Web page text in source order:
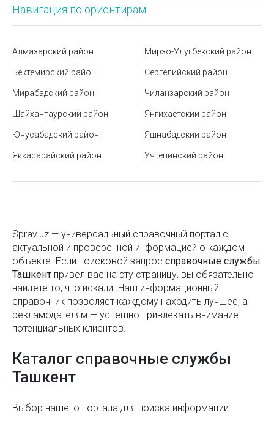
имени Мукими в Ташкенте
Где купаться в Узбекистане сегодня?
Что означают знаки на упаковке: расшифровка
Что такое система DMED и как она используется в
Узбекистане
Какие бывают виды мёда и чем они отличаются
Районы Ташкента
Как не стать жертвой карманника?
Как выбрать зубную пасту
Маркировка солнцезащитных очков
Навигация по ориентирам
Алмазарский район
Бектемирский район
Мирабадский район
Мирзо-Улугбекский район
Сергелийский район
Чиланзарский район
Шайхантаурский район
Юнусабадский район
Яккасарайский район
Янгихаётский район
Яшнабадский район
Учтепинский район
Sprav.uz — универсальный справочный портал с
актуальной и проверенной информацией о каждом
объекте. Если поисковой запроc справочные службы
Ташкент привел вас на эту страницу, вы обязательно
найдете то, что искали. Наш информационный
справочник позволяет каждому находить лучшее, а
рекламодателям — успешно привлекать внимание
потенциальных клиентов.
Каталог справочные службы
Ташкент
Выбор нашего портала для поиска информации